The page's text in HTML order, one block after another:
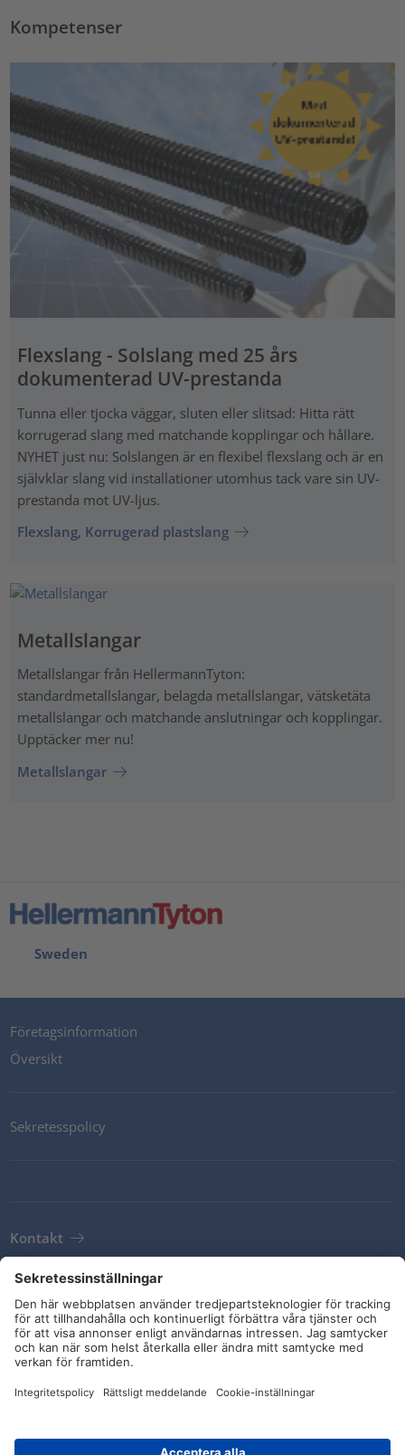
Kompetenser
Flexslang - Solslang med 25 års
dokumenterad UV-prestanda
Tunna eller tjocka väggar, sluten eller slitsad: Hitta rätt
korrugerad slang med matchande kopplingar och hållare.
NYHET just nu: Solslangen är en flexibel flexslang och är en
självklar slang vid installationer utomhus tack vare sin UV-
prestanda mot UV-ljus.
Flexslang, Korrugerad plastslang
Metallslangar
Metallslangar från HellermannTyton:
standardmetallslangar, belagda metallslangar, vätsketäta
metallslangar och matchande anslutningar och kopplingar.
Upptäcker mer nu!
Metallslangar
Sweden
Företagsinformation
Översikt
Sekretesspolicy
Kontakt
Leveransvillkor
Riktlinjer och åtaganden
Sociala medier